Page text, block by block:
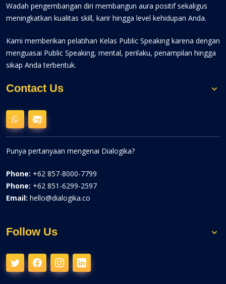
Wadah pengembangan diri membangun aura positif sekaligus
meningkatkan kualitas skill, karir hingga level kehidupan Anda.
Kami memberikan pelatihan Kelas Public Speaking karena dengan
menguasai Public Speaking, mental, perilaku, penampilan hingga
sikap Anda terbentuk.
Contact Us
Punya pertanyaan mengenai Dialogika?
Phone: +62 857-8000-7799
Phone: +62 851-6299-2597
Email: hello@dialogika.co
Follow Us